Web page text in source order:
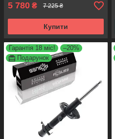
5 780 ₴ 7 225 ₴
Купити
Гарантія 18 міс!
–20%
Подарунок